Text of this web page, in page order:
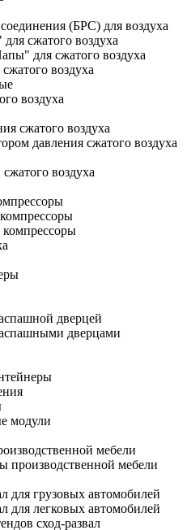
(БРС) для воздуха
сжатого воздуха
для сжатого воздуха
воздуха
воздуха
сжатого воздуха
давления сжатого воздуха
воздуха
дверцей
дверцами
модули
мебели
производственной мебели
для грузовых автомобилей
для легковых автомобилей
сход-развал